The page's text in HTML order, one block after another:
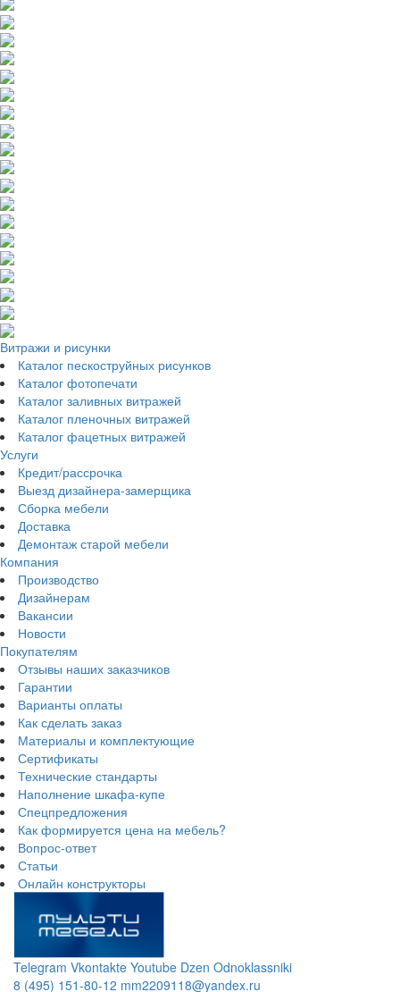
Витражи и рисунки
Каталог пескоструйных рисунков
Каталог фотопечати
Каталог заливных витражей
Каталог пленочных витражей
Каталог фацетных витражей
Услуги
Кредит/рассрочка
Выезд дизайнера-замерщика
Сборка мебели
Доставка
Демонтаж старой мебели
Компания
Производство
Дизайнерам
Вакансии
Новости
Покупателям
Отзывы наших заказчиков
Гарантии
Варианты оплаты
Как сделать заказ
Материалы и комплектующие
Сертификаты
Технические стандарты
Наполнение шкафа-купе
Спецпредложения
Как формируется цена на мебель?
Вопрос-ответ
Статьи
Онлайн конструкторы
Telegram Vkontakte Youtube Dzen Odnoklassniki
8 (495) 151-80-12 mm2209118@yandex.ru